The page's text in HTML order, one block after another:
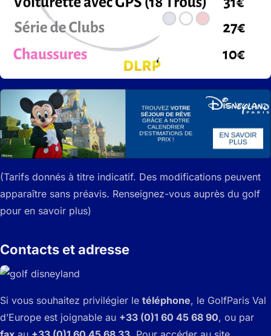
(Tarifs donnés à titre indicatif. Des modifications peuvent
apparaître sans préavis. Renseignez-vous auprès du golf
pour en savoir plus)
Contacts et adresse
Si vous souhaitez privilégier le téléphone, le GolfParis Val
d’Europe est joignable au +33 (0)1 60 45 68 90, ou par